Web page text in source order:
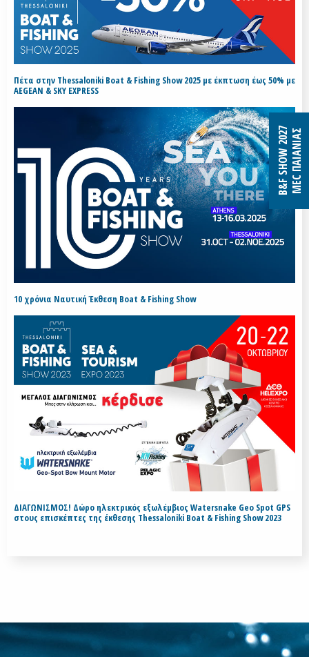
Πέτα στην Thessaloniki Boat & Fishing Show 2025 με έκπτωση έως 50% με
AEGEAN & SKY EXPRESS
10 χρόνια Ναυτική Έκθεση Boat & Fishing Show
ΔΙΑΓΩΝΙΣΜΟΣ! Δώρο ηλεκτρικός εξωλέμβιος Watersnake Geo Spot GPS
στους επισκέπτες της έκθεσης Thessaloniki Boat & Fishing Show 2023
B&F SHOW 2027MEC ΠΑΙΑΝΙΑΣ